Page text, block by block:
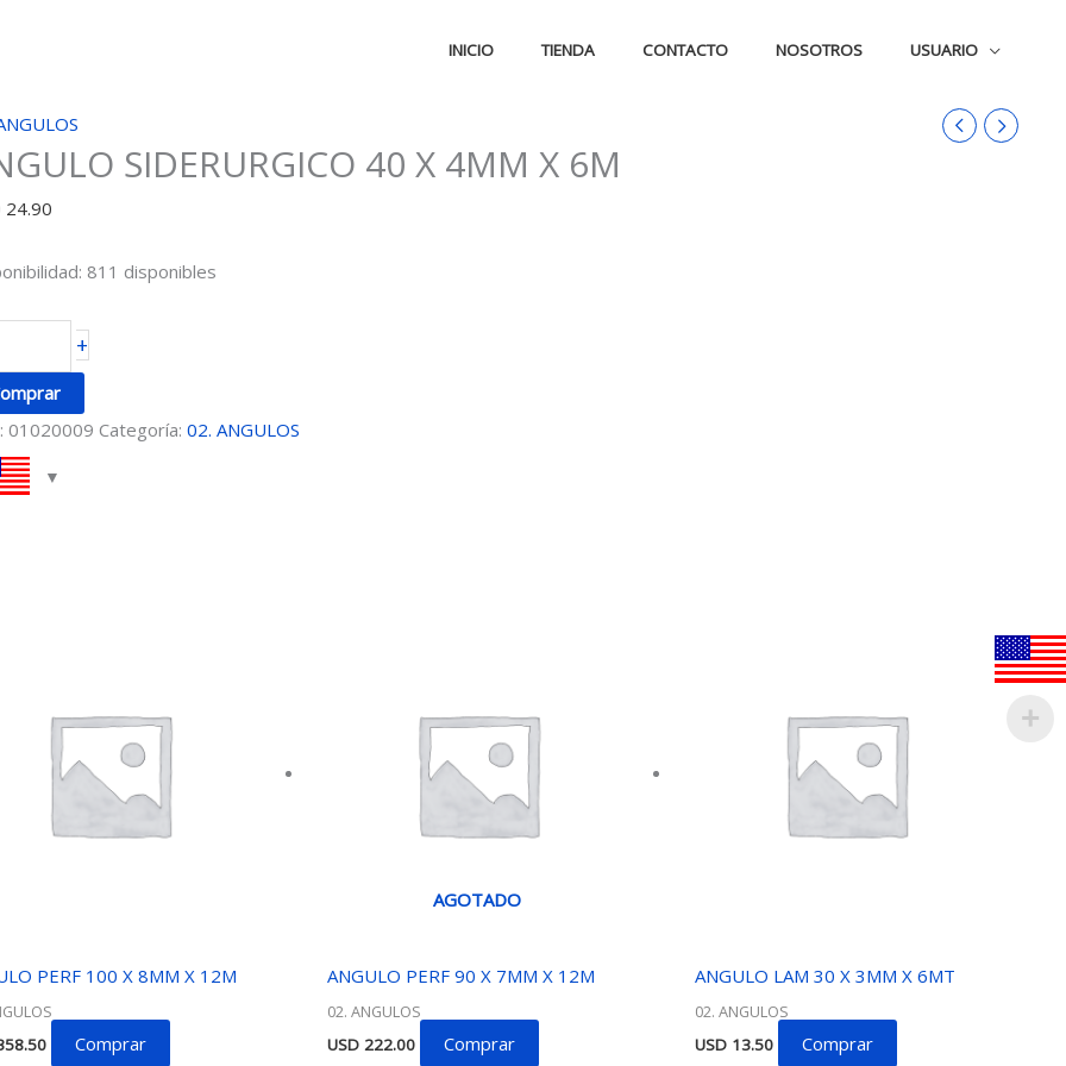
INICIO TIENDA CONTACTO NOSOTROS USUARIO
SIDERURGICO 40 X 4MM X 6M
24.90
811 disponibles
+
01020009 Categoría:02. ANGULOS
PERF 100 X 8MM X 12M
Comprar
AGOTADO
ANGULO PERF 90 X 7MM X 12M
02. ANGULOS
USD222.00 Comprar
ANGULO LAM 30 X 3MM X 6MT
02. ANGULOS
USD 13.50 Comprar